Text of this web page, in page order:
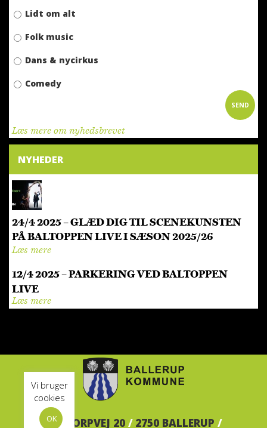
Lidt om alt
Folk music
Dans & nycirkus
Comedy
Læs mere om nyhedsbrevet
SEND
NYHEDER
24/4 2025 – GLÆD DIG TIL SCENEKUNSTEN
PÅ BALTOPPEN LIVE I SÆSON 2025/26
Læs mere
12/4 2025 – PARKERING VED BALTOPPEN
LIVE
Læs mere
Vi bruger
cookies
OK
BALTORPVEJ 20 / 2750 BALLERUP /